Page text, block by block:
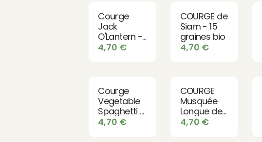
Courge
Jack
O'Lantern -
15 graines
4,70 €
COURGE de
Siam - 15
graines bio
4,70 €
Courge
Vegetable
Spaghetti -
15 graines
4,70 €
COURGE
Musquée
Longue de
Nice - 15
4,70 €